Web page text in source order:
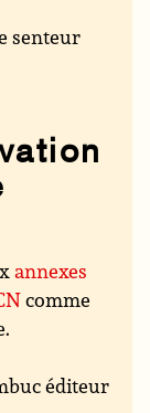
senteur
annexes
comme
éditeur